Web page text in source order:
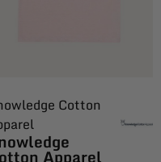
Cotton
Apparel